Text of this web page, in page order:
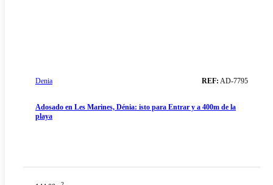
Denia REF: AD-7795
Adosado en Les Marines, Dénia: isto para Entrar y a 400m de la
playa